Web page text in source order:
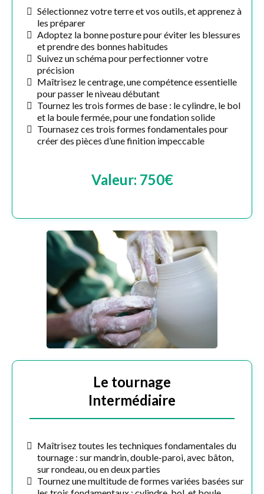
Sélectionnez votre terre et vos outils, et apprenez à
les préparer
Adoptez la bonne posture pour éviter les blessures
et prendre des bonnes habitudes
Suivez un schéma pour perfectionner votre
précision
Maîtrisez le centrage, une compétence essentielle
pour passer le niveau débutant
Tournez les trois formes de base : le cylindre, le bol
et la boule fermée, pour une fondation solide
Tournasez ces trois formes fondamentales pour
créer des pièces d’une finition impeccable
Valeur: 750€
Le tournage
Intermédiaire
Maîtrisez toutes les techniques fondamentales du
tournage : sur mandrin, double-paroi, avec bâton,
sur rondeau, ou en deux parties
Tournez une multitude de formes variées basées sur